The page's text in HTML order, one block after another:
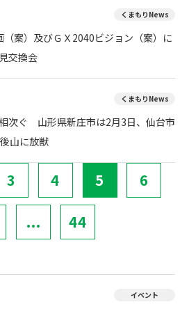
くまもりNews
案）及びＧＸ2040ビジョン（案）に
交換会
くまもりNews
次ぐ 山形県新庄市は2月3日、仙台市
山に放獣
3 4 5 6
... 44
イベント